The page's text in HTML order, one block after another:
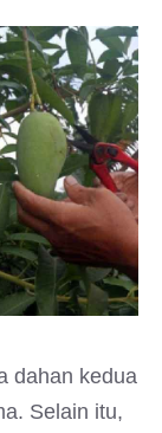
dahan kedua
Selain itu,